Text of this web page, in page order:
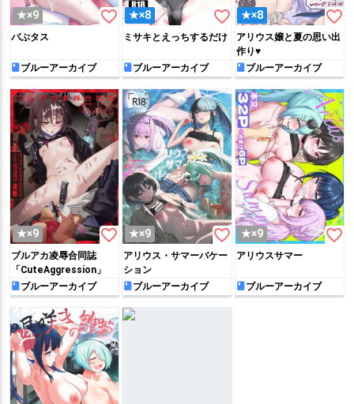
★×9 favorite_border
バぶタス
ブルーアーカイブ
★×8 favorite_border
ミサキとえっちするだけ
ブルーアーカイブ
★×8 favorite_border
アリウス嬢と夏の思い出
作り♥
ブルーアーカイブ
★×9 favorite_border
ブルアカ凌辱合同誌
「CuteAggression」
ブルーアーカイブ
★×9 favorite_border
アリウス・サマーバケー
ション
ブルーアーカイブ
★×9 favorite_border
アリウスサマー
ブルーアーカイブ